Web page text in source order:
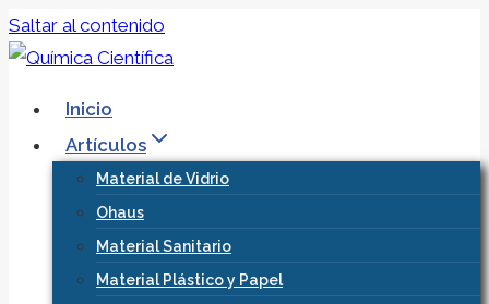
Saltar al contenido
Inicio
Artículos
Material de Vidrio
Ohaus
Material Sanitario
Material Plástico y Papel